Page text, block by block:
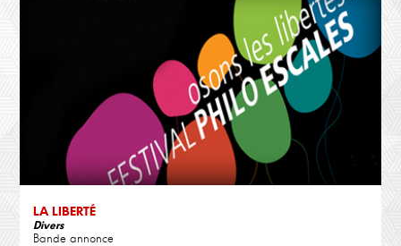
LA LIBERTÉ
Divers
Bande annonce